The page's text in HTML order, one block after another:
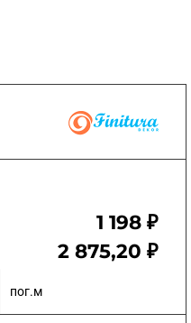
1 198 ₽
2 875,20 ₽
пог.м